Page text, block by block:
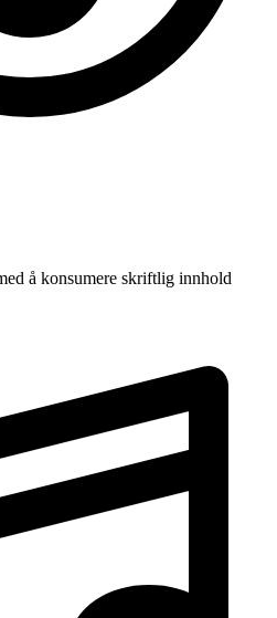
å konsumere skriftlig innhold